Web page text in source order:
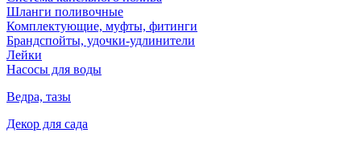
Шланги поливочные
Комплектующие, муфты, фитинги
Брандспойты, удочки-удлинители
Лейки
Насосы для воды
Ведра, тазы
Декор для сада